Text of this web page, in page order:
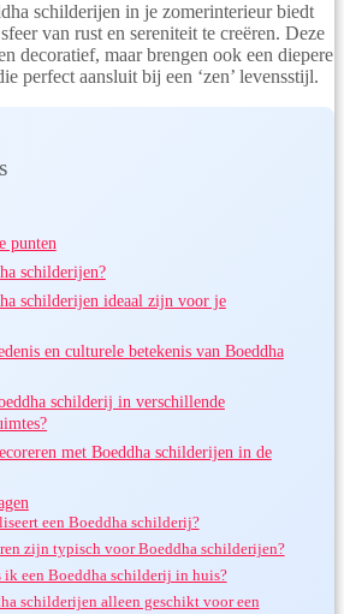
van rust en sereniteit te creëren. Deze
decoratief, maar brengen ook een diepere
perfect aansluit bij een ‘zen’ levensstijl.
punten
schilderijen?
schilderijen ideaal zijn voor je
en culturele betekenis van Boeddha
schilderij in verschillende
met Boeddha schilderijen in de
een Boeddha schilderij?
zijn typisch voor Boeddha schilderijen?
ik een Boeddha schilderij in huis?
schilderijen alleen geschikt voor een